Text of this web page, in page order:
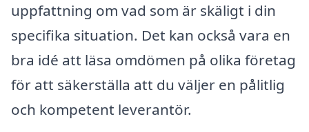
uppfattning om vad som är skäligt i din
specifika situation. Det kan också vara en
bra idé att läsa omdömen på olika företag
för att säkerställa att du väljer en pålitlig
och kompetent leverantör.